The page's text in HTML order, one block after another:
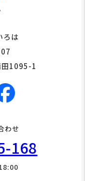
ろは
田1095-1
わせ
168